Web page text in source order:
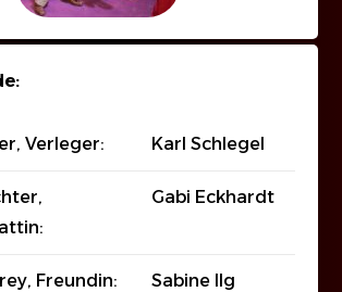
Verleger: Karl Schlegel
Gabi Eckhardt
Freundin: Sabine Ilg